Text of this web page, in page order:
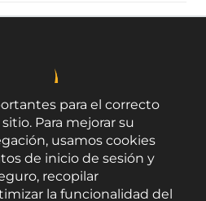
para el correcto
Para mejorar su
usamos cookies
de inicio de sesión y
recopilar
la funcionalidad del